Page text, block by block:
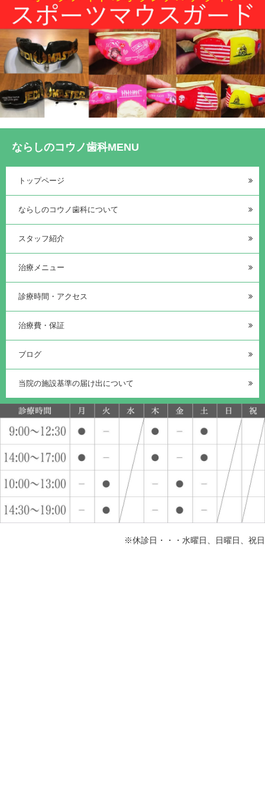
ならしのコウノ歯科MENU
トップページ
ならしのコウノ歯科について
スタッフ紹介
治療メニュー
診療時間・アクセス
治療費・保証
ブログ
当院の施設基準の届け出について
※休診日・・・水曜日、日曜日、祝日